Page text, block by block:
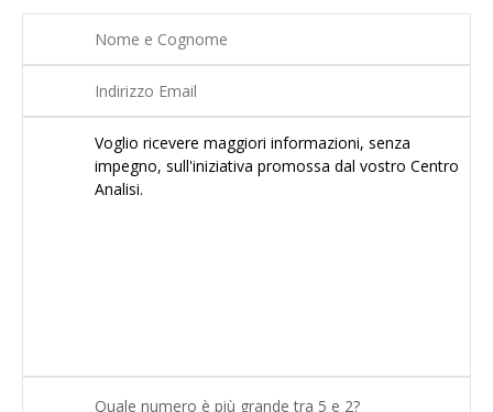
Quale numero è più grande tra 5 e 2?